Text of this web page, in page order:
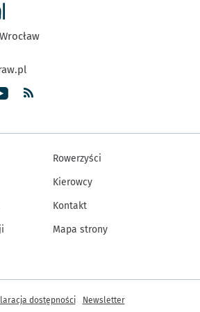
Wrocław
Rowerzyści
Kierowcy
Kontakt
Mapa strony
dostępności Newsletter